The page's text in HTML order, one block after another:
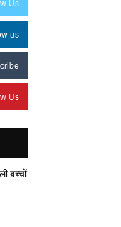
us
Us
बच्चों